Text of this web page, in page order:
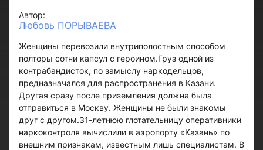
Автор:
Любовь ПОРЫВАЕВА
Женщины перевозили внутриполостным способом
полторы сотни капсул с героином.Груз одной из
контрабандисток, по замыслу наркодельцов,
предназначался для распространения в Казани.
Другая сразу после приземления должна была
отправиться в Москву. Женщины не были знакомы
друг с другом.31-летнюю глотательницу оперативники
наркоконтроля вычислили в аэропорту «Казань» по
внешним признакам, известным лишь специалистам. В